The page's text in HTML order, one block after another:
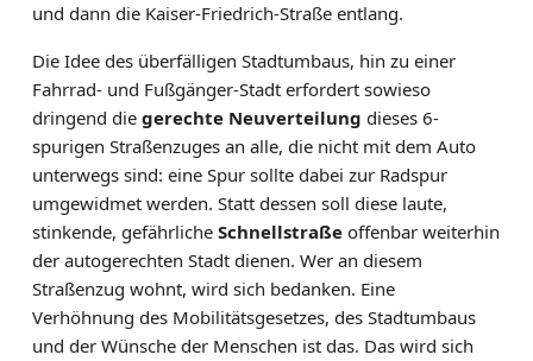
und dann die Kaiser-Friedrich-Straße entlang.
Die Idee des überfälligen Stadtumbaus, hin zu einer
Fahrrad- und Fußgänger-Stadt erfordert sowieso
dringend die gerechte Neuverteilung dieses 6-
spurigen Straßenzuges an alle, die nicht mit dem Auto
unterwegs sind: eine Spur sollte dabei zur Radspur
umgewidmet werden. Statt dessen soll diese laute,
stinkende, gefährliche Schnellstraße offenbar weiterhin
der autogerechten Stadt dienen. Wer an diesem
Straßenzug wohnt, wird sich bedanken. Eine
Verhöhnung des Mobilitätsgesetzes, des Stadtumbaus
und der Wünsche der Menschen ist das. Das wird sich